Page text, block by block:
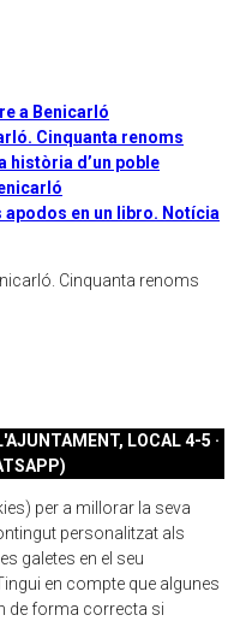
a Benicarló
Cinquanta renoms
història d’un poble
en un libro. Notícia
Cinquanta renoms
LOCAL 4-5 ·
per a millorar la seva
personalitzat als
galetes en el seu
en compte que algunes
de forma correcta si